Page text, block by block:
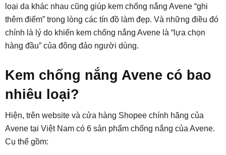
loại da khác nhau cũng giúp kem chống nắng Avene “ghi
thêm điểm” trong lòng các tín đồ làm đẹp. Và những điều đó
chính là lý do khiến kem chống nắng Avene là “lựa chọn
hàng đầu” của đông đảo người dùng.
Kem chống nắng Avene có bao
nhiêu loại?
Hiện, trên website và cửa hàng Shopee chính hãng của
Avene tại Việt Nam có 6 sản phẩm chống nắng của Avene.
Cụ thể gồm: